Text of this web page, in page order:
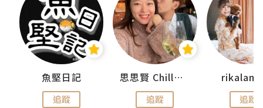
魚堅日記
追蹤
思思賢 ChillMyBabe
追蹤 追蹤